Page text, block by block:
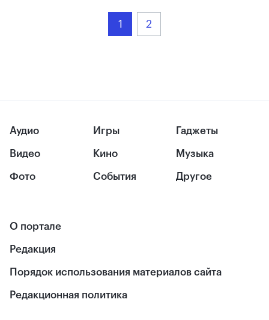
1 2
Аудио
Видео
Фото
Игры
Кино
События
Гаджеты
Музыка
Другое
О портале
Редакция
Порядок использования материалов сайта
Редакционная политика